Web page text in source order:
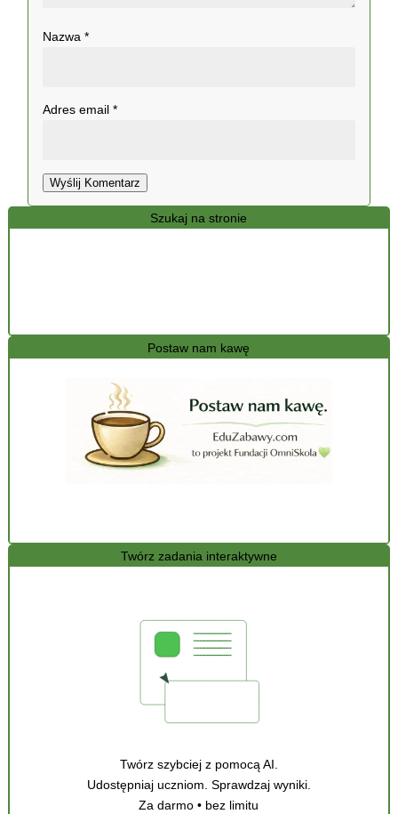
Szukaj na stronie
Postaw nam kawę
Twórz zadania interaktywne
Twórz szybciej z pomocą AI.
Udostępniaj uczniom. Sprawdzaj wyniki.
Za darmo • bez limitu
Nazwa*
Adres email*
Wyślij Komentarz